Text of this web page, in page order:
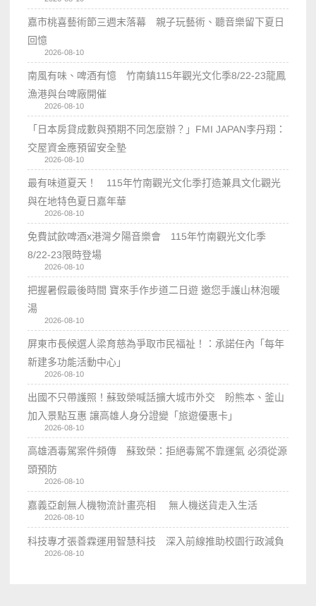
嘉市桃喜藝術節三週末落幕 親子玩藝術、聽音樂留下夏日
回憶
2026-08-10
南風有味、啤酒有憶 竹南鎮115年觀光文化季8/22-23龍鳳
漁港與台啤廠開催
2026-08-10
「日本房貸成數與預期不同怎麼辦？」FMI JAPAN李丹翔：
交屋資金應預留安全墊
2026-08-10
最有味道夏天！ 115年竹南觀光文化季打造兼具文化觀光
與在地特色夏日嘉年華
2026-08-10
免費試飲啤酒x港灣夕陽音樂會 115年竹南觀光文化季
8/22-23限時登場
2026-08-10
把握暑假最後時間 寶來手作步道二日遊 邀您手護山林泡暖
湯
2026-08-10
屏東市長候選人梁育慈為爭取市民福祉！：承諾任內「每年
新建多功能活動中心」
2026-08-10
出國不只帶護照！蘇致榮喊話擴大城市外交 盼熊本、釜山
加入景點互惠 讓高雄人身分證變「旅遊優惠卡」
2026-08-10
高雄酒毒駕案件頻傳 蘇致榮：拒絕毒駕不靠運氣 必須從源
頭預防
2026-08-10
嘉義亞創無人機物流計畫亮相 無人機送貨走入生活
2026-08-10
科技專才張善霖運用智慧科技 深入前線推助校園行政減負
2026-08-10